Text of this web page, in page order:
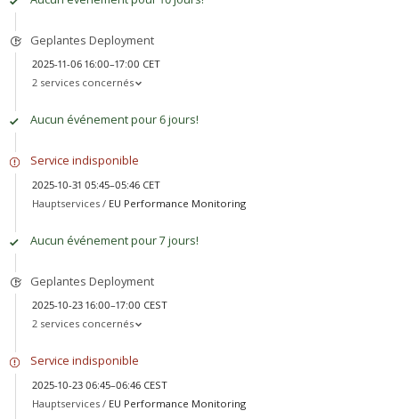
Geplantes Deployment
2025-11-06 16:00–17:00 CET
2 services concernés
Aucun événement pour 6 jours!
Service indisponible
2025-10-31 05:45–05:46 CET
Hauptservices / EU Performance Monitoring
Aucun événement pour 7 jours!
Geplantes Deployment
2025-10-23 16:00–17:00 CEST
2 services concernés
Service indisponible
2025-10-23 06:45–06:46 CEST
Hauptservices / EU Performance Monitoring